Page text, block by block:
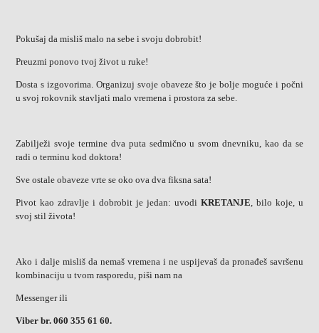
Pokušaj da misliš malo na sebe i svoju dobrobit!
Preuzmi ponovo tvoj život u ruke!
Dosta s izgovorima. Organizuj svoje obaveze što je bolje moguće i počni
u svoj rokovnik stavljati malo vremena i prostora za sebe.
Zabilježi svoje termine dva puta sedmično u svom dnevniku, kao da se
radi o terminu kod doktora!
Sve ostale obaveze vrte se oko ova dva fiksna sata!
Pivot kao zdravlje i dobrobit je jedan: uvodi KRETANJE, bilo koje, u
svoj stil života!
Ako i dalje misliš da nemaš vremena i ne uspijevaš da pronađeš savršenu
kombinaciju u tvom rasporedu, piši nam na
Messenger ili
Viber br. 060 355 61 60.